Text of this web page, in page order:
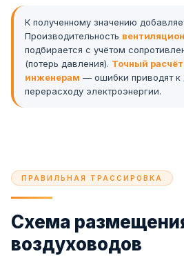
К полученному значению
Производительность
подбирается с учётом
(потерь давления). Точный
инженерам — ошибки приводят к
перерасходу электроэнергии.
ПРАВИЛЬНАЯ ТРАССИРОВКА
Схема
воздуховодов